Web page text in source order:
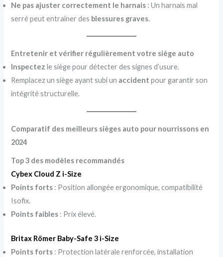
Ne pas ajuster correctement le harnais : Un harnais mal
serré peut entraîner des blessures graves.
Entretenir et vérifier régulièrement votre siège auto
Inspectez le siège pour détecter des signes d’usure.
Remplacez un siège ayant subi un accident pour garantir son
intégrité structurelle.
Comparatif des meilleurs sièges auto pour nourrissons en
2024
Top 3 des modèles recommandés
Cybex Cloud Z i-Size
Points forts : Position allongée ergonomique, compatibilité
Isofix.
Points faibles : Prix élevé.
Britax Römer Baby-Safe 3 i-Size
Points forts : Protection latérale renforcée, installation